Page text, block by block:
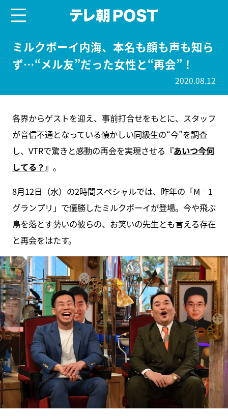
ミルクボーイ内海、本名も顔も声も知ら
ず…“メル友”だった女性と“再会”！
2020.08.12
各界からゲストを迎え、事前打合せをもとに、スタッフ
が音信不通となっている懐かしい同級生の“今”を調査
し、VTRで驚きと感動の再会を実現させる 『あいつ今何
してる？ 』 。
8月12日（水）の2時間スぺシャルでは、昨年の「M‐1
グランプリ」で優勝したミルクボーイが登場。今や飛ぶ
鳥を落とす勢いの彼らの、お笑いの先生とも言える存在
と再会をはたす。